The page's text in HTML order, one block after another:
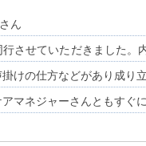
ん
させていただきました。
けの仕方などがあり成り
マネジャーさんともすぐ